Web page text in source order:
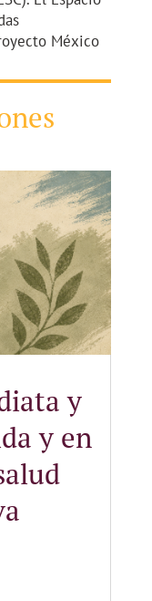
México
y
y en